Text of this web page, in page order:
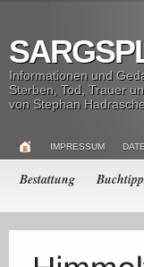
Informationen und
Sterben, Tod, Trauer
von Stephan
IMPRESSUM
Bestattung